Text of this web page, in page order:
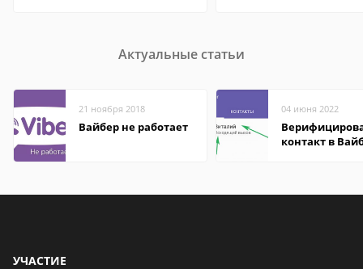
Актуальные статьи
21 ноября 2018
Вайбер не работает
04 июня 2022
контакт в
УЧАСТИЕ